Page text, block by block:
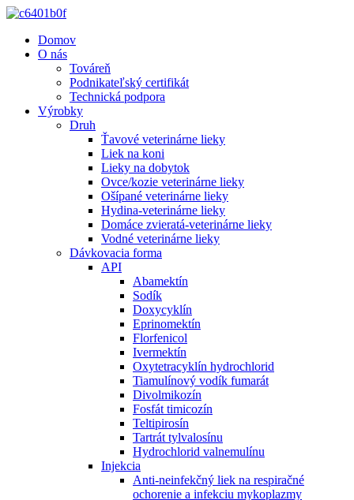
Domov
O nás
Továreň
Podnikateľský certifikát
Technická podpora
Výrobky
Druh
Ťavové veterinárne lieky
Liek na koni
Lieky na dobytok
Ovce/kozie veterinárne lieky
Ošípané veterinárne lieky
Hydina-veterinárne lieky
Domáce zvieratá-veterinárne lieky
Vodné veterinárne lieky
Dávkovacia forma
API
Abamektín
Sodík
Doxycyklín
Eprinomektín
Florfenicol
Ivermektín
Oxytetracyklín hydrochlorid
Tiamulínový vodík fumarát
Divolmikozín
Fosfát timicozín
Teltipirosín
Tartrát tylvalosínu
Hydrochlorid valnemulínu
Injekcia
Anti-neinfekčný liek na respiračné
ochorenie a infekciu mykoplazmy